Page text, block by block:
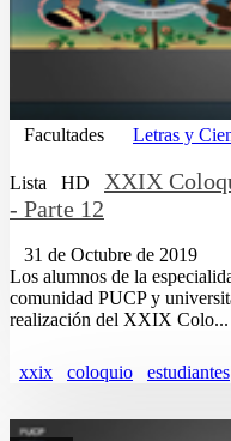
Facultades Letras y
Lista HD
XXIX
- Parte 12
31 de Octubre de 2019
Los alumnos de la
comunidad PUCP y
realización del XXIX Colo...
xxix coloquio estudiantes